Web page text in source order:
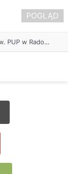
Około 90 tys. zł na szkolenia pracowników. PUP w Radomsku ogłasza nabór wniosków
POGLĄD